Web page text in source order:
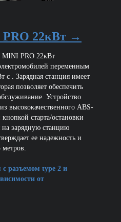
22кВт →
MINI PRO 22кВт
переменным
с . Зарядная станция имеет
позволяет обеспечить
Устройство
высококачественного ABS-
старта/остановки
на зарядную станцию
ее надежность и
метров.
с разъемом type 2 и
от